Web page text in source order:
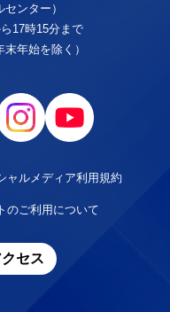
ンター）
17時15分まで
年始を除く）
ャルメディア利用規約
のご利用について
セス